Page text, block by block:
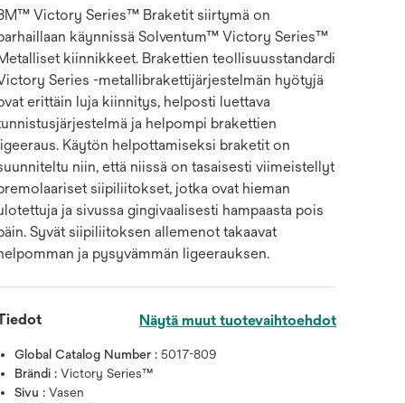
Victory Series™ Braketit siirtymä on
käynnissä Solventum™ Victory Series™
kiinnikkeet. Brakettien teollisuusstandardi
Series -metallibrakettijärjestelmän hyötyjä
erittäin luja kiinnitys, helposti luettava
ja helpompi brakettien
Käytön helpottamiseksi braketit on
niin, että niissä on tasaisesti viimeistellyt
siipiliitokset, jotka ovat hieman
ja sivussa gingivaalisesti hampaasta pois
Syvät siipiliitoksen allemenot takaavat
ja pysyvämmän ligeerauksen.
Näytä muut tuotevaihtoehdot
Global Catalog Number :5017-809
Brändi :Victory Series™
Sivu :Vasen